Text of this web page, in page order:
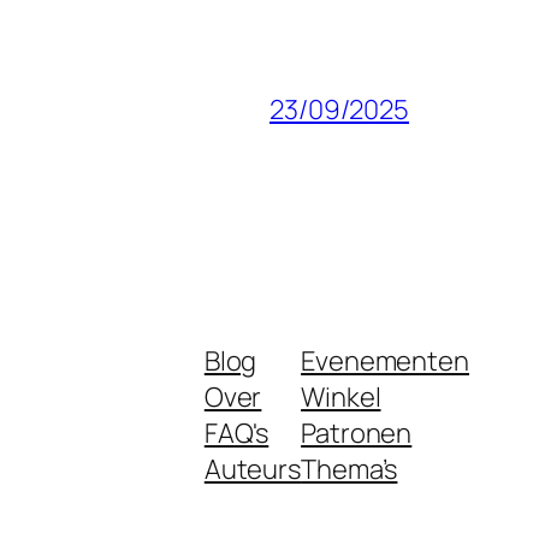
23/09/2025
Blog
Over
FAQ's
Auteurs
Evenementen
Winkel
Patronen
Thema’s